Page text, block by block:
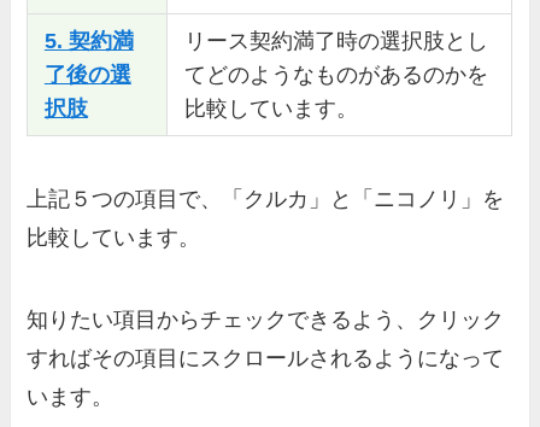
5. 契約満
了後の選
択肢
リース契約満了時の選択肢とし
てどのようなものがあるのかを
比較しています。
上記５つの項目で、「クルカ」と「ニコノリ」を
比較しています。
知りたい項目からチェックできるよう、クリック
すればその項目にスクロールされるようになって
います。